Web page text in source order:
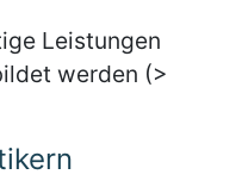
Leistungen
werden (>